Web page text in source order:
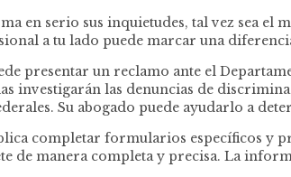
en serio sus inquietudes, tal vez sea
a tu lado puede marcar una
presentar un reclamo ante el
investigarán las denuncias de
Su abogado puede ayudarlo a
completar formularios específicos y
de manera completa y precisa. La